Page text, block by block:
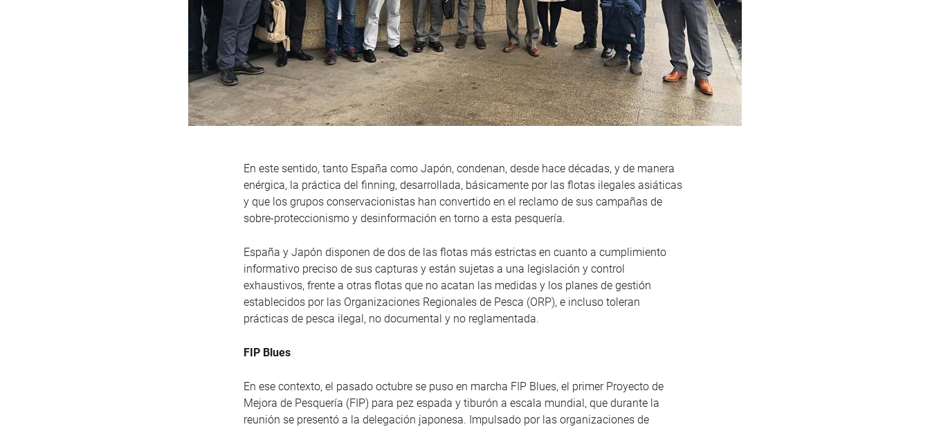
En este sentido, tanto España como Japón, condenan, desde hace décadas, y de manera
enérgica, la práctica del finning, desarrollada, básicamente por las flotas ilegales asiáticas
y que los grupos conservacionistas han convertido en el reclamo de sus campañas de
sobre-proteccionismo y desinformación en torno a esta pesquería.
España y Japón disponen de dos de las flotas más estrictas en cuanto a cumplimiento
informativo preciso de sus capturas y están sujetas a una legislación y control
exhaustivos, frente a otras flotas que no acatan las medidas y los planes de gestión
establecidos por las Organizaciones Regionales de Pesca (ORP), e incluso toleran
prácticas de pesca ilegal, no documental y no reglamentada.
FIP Blues
En ese contexto, el pasado octubre se puso en marcha FIP Blues, el primer Proyecto de
Mejora de Pesquería (FIP) para pez espada y tiburón a escala mundial, que durante la
reunión se presentó a la delegación japonesa. Impulsado por las organizaciones de